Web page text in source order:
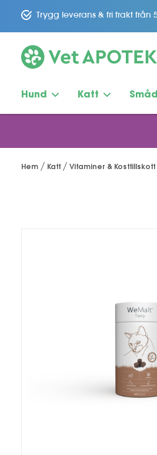
Trygg leverans & fri frakt från
Hund Katt
Hem Katt Vitaminer & Kosttillskott